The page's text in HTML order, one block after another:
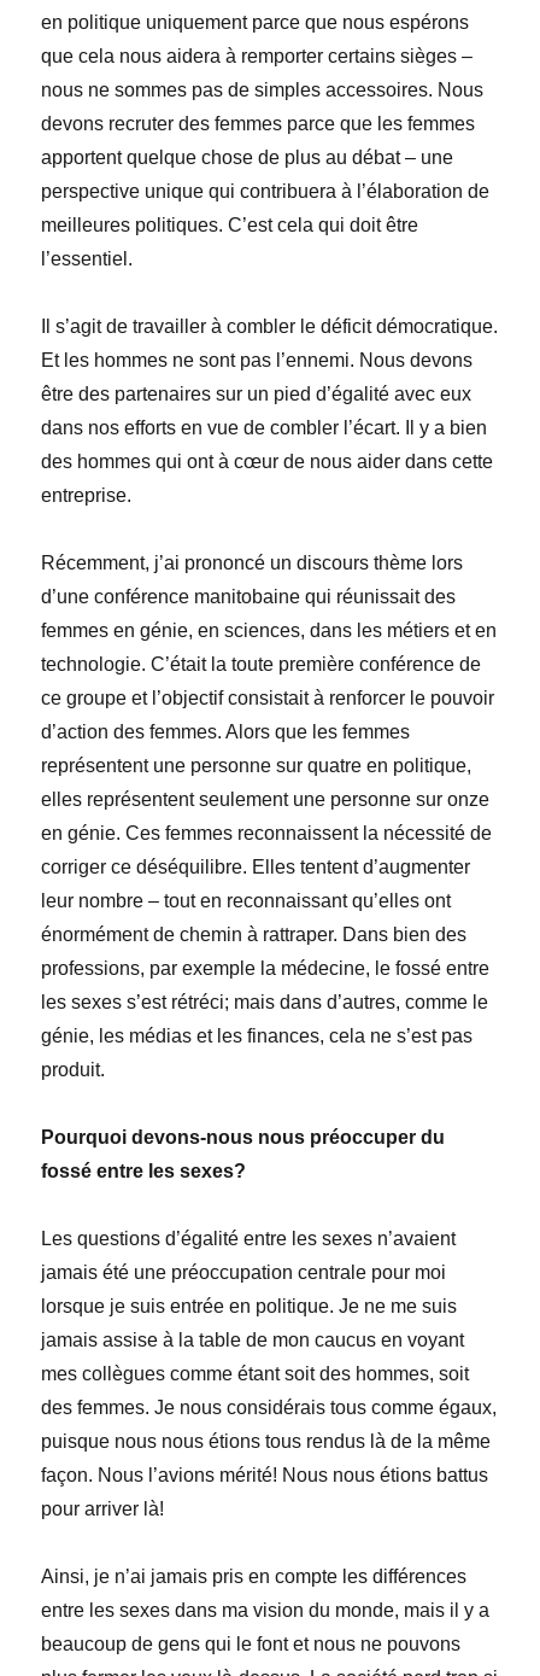
en politique uniquement parce que nous espérons
que cela nous aidera à remporter certains sièges –
nous ne sommes pas de simples accessoires. Nous
devons recruter des femmes parce que les femmes
apportent quelque chose de plus au débat – une
perspective unique qui contribuera à l’élaboration de
meilleures politiques. C’est cela qui doit être
l’essentiel.
Il s’agit de travailler à combler le déficit démocratique.
Et les hommes ne sont pas l’ennemi. Nous devons
être des partenaires sur un pied d’égalité avec eux
dans nos efforts en vue de combler l’écart. Il y a bien
des hommes qui ont à cœur de nous aider dans cette
entreprise.
Récemment, j’ai prononcé un discours thème lors
d’une conférence manitobaine qui réunissait des
femmes en génie, en sciences, dans les métiers et en
technologie. C’était la toute première conférence de
ce groupe et l’objectif consistait à renforcer le pouvoir
d’action des femmes. Alors que les femmes
représentent une personne sur quatre en politique,
elles représentent seulement une personne sur onze
en génie. Ces femmes reconnaissent la nécessité de
corriger ce déséquilibre. Elles tentent d’augmenter
leur nombre – tout en reconnaissant qu’elles ont
énormément de chemin à rattraper. Dans bien des
professions, par exemple la médecine, le fossé entre
les sexes s’est rétréci; mais dans d’autres, comme le
génie, les médias et les finances, cela ne s’est pas
produit.
Pourquoi devons-nous nous préoccuper du
fossé entre les sexes?
Les questions d’égalité entre les sexes n’avaient
jamais été une préoccupation centrale pour moi
lorsque je suis entrée en politique. Je ne me suis
jamais assise à la table de mon caucus en voyant
mes collègues comme étant soit des hommes, soit
des femmes. Je nous considérais tous comme égaux,
puisque nous nous étions tous rendus là de la même
façon. Nous l’avions mérité! Nous nous étions battus
pour arriver là!
Ainsi, je n’ai jamais pris en compte les différences
entre les sexes dans ma vision du monde, mais il y a
beaucoup de gens qui le font et nous ne pouvons